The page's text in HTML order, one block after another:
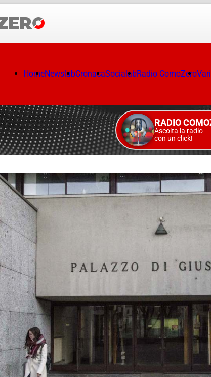
HomeNewslabCronacaSocialabRadio ComoZero
RADIO
Ascolta la radio
con un click!